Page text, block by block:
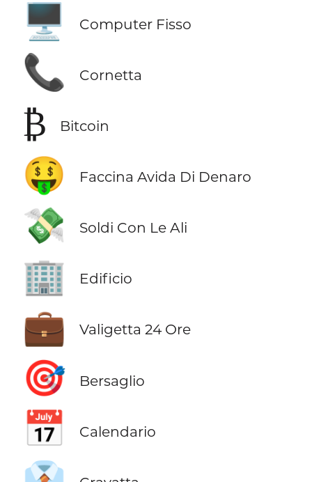
🖥️ Computer Fisso
📞 Cornetta
₿ Bitcoin
🤑 Faccina Avida Di Denaro
💸 Soldi Con Le Ali
🏢 Edificio
💼 Valigetta 24 Ore
🎯 Bersaglio
📅 Calendario